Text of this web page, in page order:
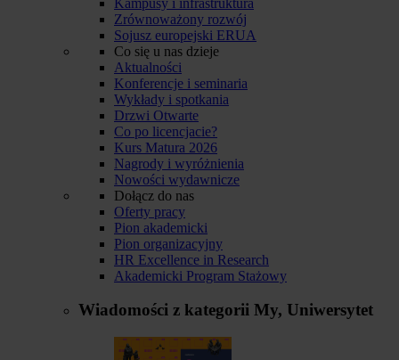
Zrównoważony rozwój
Sojusz europejski ERUA
Co się u nas dzieje
Aktualności
Konferencje i seminaria
Wykłady i spotkania
Drzwi Otwarte
Co po licencjacie?
Kurs Matura 2026
Nagrody i wyróżnienia
Nowości wydawnicze
Dołącz do nas
Oferty pracy
Pion akademicki
Pion organizacyjny
HR Excellence in Research
Akademicki Program Stażowy
Wiadomości z kategorii My, Uniwersytet